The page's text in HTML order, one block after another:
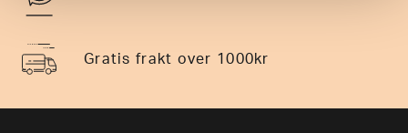
Gratis frakt over 1000kr